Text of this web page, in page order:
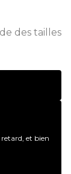
des tailles
et bien